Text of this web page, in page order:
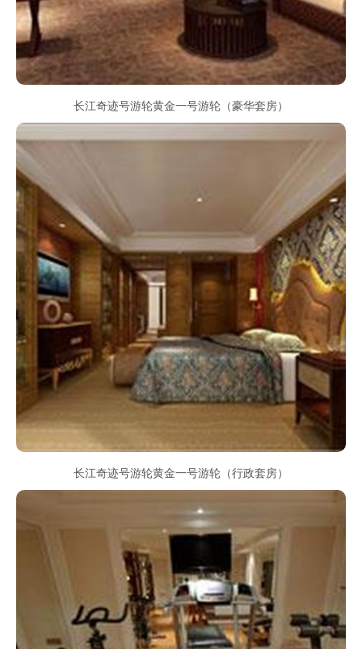
长江奇迹号游轮黄金一号游轮（豪华套房）
长江奇迹号游轮黄金一号游轮（行政套房）